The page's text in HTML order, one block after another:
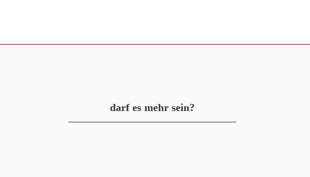
darf es mehr sein?